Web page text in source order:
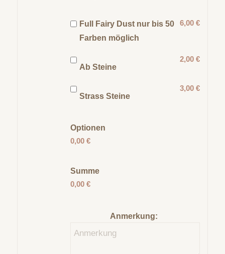
Full Fairy Dust nur bis 50
Farben möglich
6,00 €
Ab Steine
2,00 €
Strass Steine
3,00 €
Optionen
0,00 €
Summe
0,00 €
Anmerkung: